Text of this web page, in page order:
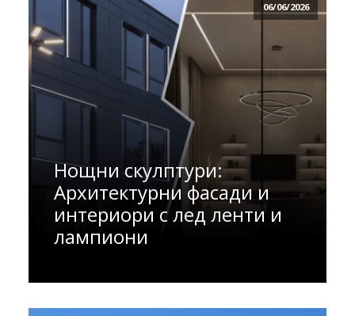
06/06/2026
Нощни скулптури:
Архитектурни фасади и
интериори с лед ленти и
лампиони